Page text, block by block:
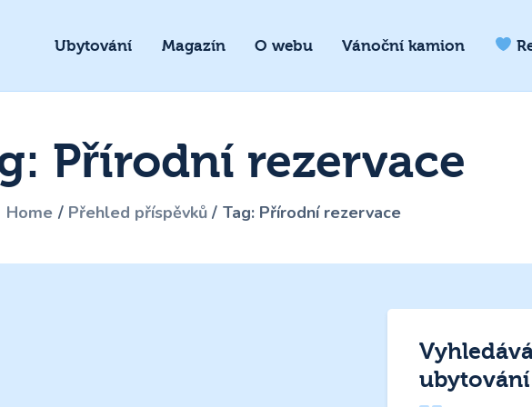
Ubytování Magazín O webu Vánoční kamion
Přírodní rezervace
Home Přehled příspěvků Tag: Přírodní rezervace
ubytování